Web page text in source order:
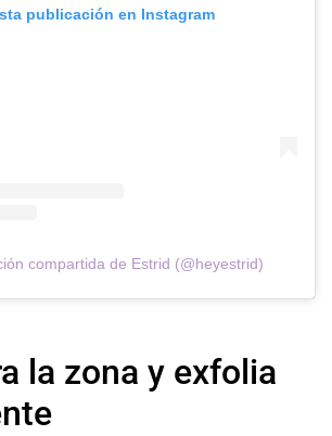
publicación en Instagram
compartida de Estrid (@heyestrid)
la zona y exfolia